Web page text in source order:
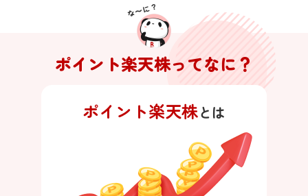
ポイント楽天株ってなに？
ポイント楽天株とは